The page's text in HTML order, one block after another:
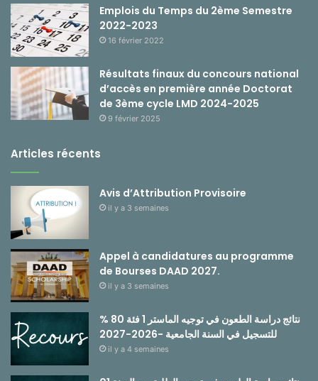
Emplois du Temps du 2ème Semestre
2022-2023
16 février 2022
Résultats finaux du concours national
d’accès en première année Doctorat
de 3ème cycle LMD 2024-2025
9 février 2025
Articles récents
Avis d’Attribution Provisoire
il y a 3 semaines
Appel à candidatures au programme
de Bourses DAAD 2027.
il y a 3 semaines
نتائج دراسة الطعون في توجيه الماستر 1 فئة 80 %
للتسجيل في السنة الجامعية -2026-2027
il y a 4 semaines